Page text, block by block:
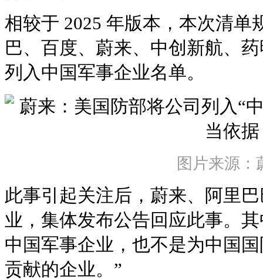
相较于 2025 年版本，本次清单
巴、百度、蔚来、中创新航、
列入中国军事企业名单。
图片来源：
此事引起关注后，蔚来、阿里
业，集体发布公告回应此事。
中国军事企业，也不是为中国
贡献的企业。”